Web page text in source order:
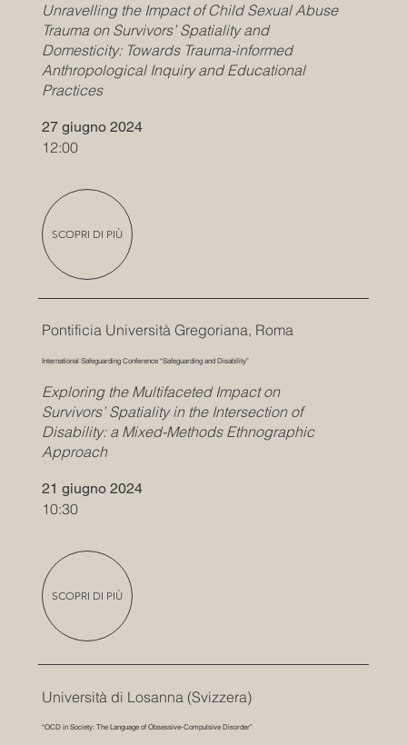
Unravelling the Impact of Child Sexual Abuse
Trauma on Survivors’ Spatiality and
Domesticity: Towards Trauma-informed
Anthropological Inquiry and Educational
Practices
27 giugno 2024
12:00
SCOPRI DI PIÙ
Pontificia Università Gregoriana, Roma
International Safeguarding Conference “Safeguarding and Disability”
Exploring the Multifaceted Impact on
Survivors’ Spatiality in the Intersection of
Disability: a Mixed-Methods Ethnographic
Approach
21 giugno 2024
10:30
SCOPRI DI PIÙ
Università di Losanna (Svizzera)
“OCD in Society: The Language of Obsessive-Compulsive Disorder”